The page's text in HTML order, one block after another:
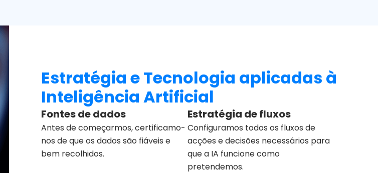
Estratégia e Tecnologia aplicadas à
Inteligência Artificial
Fontes de dados
Antes de começarmos, certificamo-
nos de que os dados são fiáveis e
bem recolhidos.
Estratégia de fluxos
Configuramos todos os fluxos de
acções e decisões necessários para
que a IA funcione como
pretendemos.